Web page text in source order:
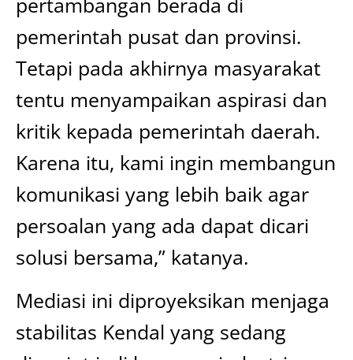
pemerintah pusat dan provinsi.
Tetapi pada akhirnya masyarakat
tentu menyampaikan aspirasi dan
kritik kepada pemerintah daerah.
Karena itu, kami ingin membangun
komunikasi yang lebih baik agar
persoalan yang ada dapat dicari
solusi bersama,” katanya.
Mediasi ini diproyeksikan menjaga
stabilitas Kendal yang sedang